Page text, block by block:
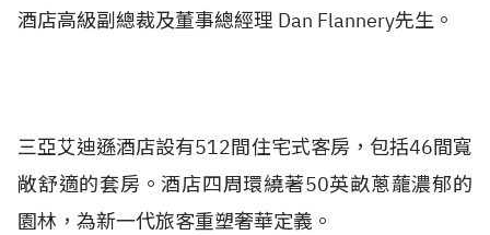
酒店高級副總裁及董事總經理 Dan Flannery先生。
三亞艾迪遜酒店設有512間住宅式客房，包括46間寬
敞舒適的套房。酒店四周環繞著50英畝蔥蘢濃郁的
園林，為新一代旅客重塑奢華定義。